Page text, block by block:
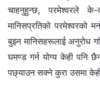
चाहनुहुन्छ, परमेश्‍वरले के-
मानिसप्रतिको परमेश्‍वरको
बुझ्‍न मानिसहरूलाई अनुरोध
घमण्ड गर्न योग्य केही पनि
पछ्याउन सक्‍ने कुरा उसमा